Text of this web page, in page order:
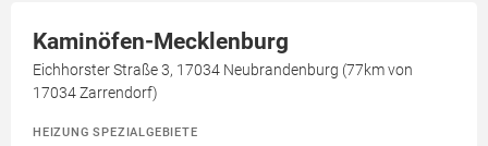
Kaminöfen-Mecklenburg
Eichhorster Straße 3, 17034 Neubrandenburg (77km von
17034 Zarrendorf)
HEIZUNG SPEZIALGEBIETE